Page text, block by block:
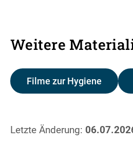
Weitere
Filme zur Hygiene
Letzte Änderung: